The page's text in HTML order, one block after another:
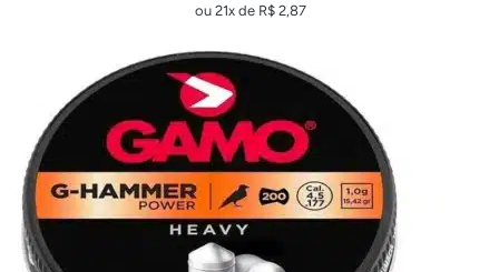
ou 21x de R$2,87